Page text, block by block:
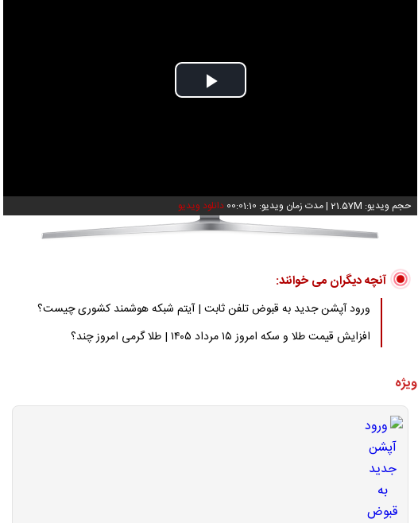
Play
حجم ویدیو: 21.57M |مدت زمان ویدیو: 00:01:10 دانلود ویدیو
آنچه دیگران می خوانند:
ورود آپشن جدید به قبوض تلفن ثابت | آیتم شبکه هوشمند کشوری چیست؟
افزایش قیمت طلا و سکه امروز ۱۵ مرداد ۱۴۰۵ | طلا گرمی امروز چند؟
ویژه